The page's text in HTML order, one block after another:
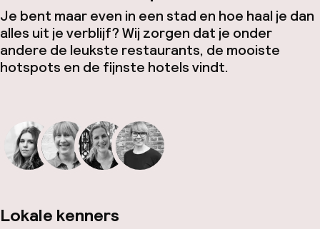
Je bent maar even in een stad en hoe haal je dan
alles uit je verblijf? Wij zorgen dat je onder
andere de leukste restaurants, de mooiste
hotspots en de fijnste hotels vindt.
Lokale kenners